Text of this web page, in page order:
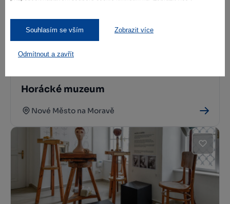
Souhlasím se vším Zobrazit více
Odmítnout a zavřít
Horácké muzeum
Nové Město na Moravě